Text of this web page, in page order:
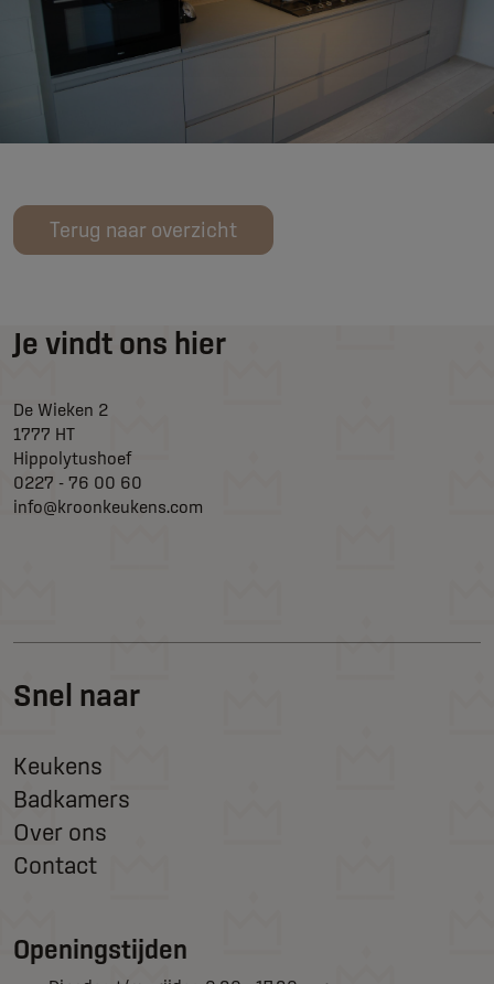
Terug naar overzicht
Snel naar
Keukens
Badkamers
Over ons
Contact
Je vindt ons hier
De Wieken 2
1777 HT
Hippolytushoef
0227 - 76 00 60
info@kroonkeukens.com
Openingstijden